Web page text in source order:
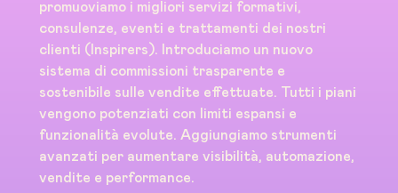
promuoviamo i migliori servizi formativi,
consulenze, eventi e trattamenti dei nostri
clienti (Inspirers). Introduciamo un nuovo
sistema di commissioni trasparente e
sostenibile sulle vendite effettuate. Tutti i piani
vengono potenziati con limiti espansi e
funzionalità evolute. Aggiungiamo strumenti
avanzati per aumentare visibilità, automazione,
vendite e performance.